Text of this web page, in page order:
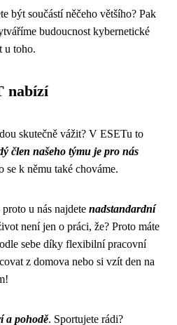
být součástí něčeho většího? Pak
budoucnost kybernetické
u toho.
nabízí
skutečně vážit? V ESETu to
člen našeho týmu je pro nás
se k němu také chováme.
u nás najdete nadstandardní
není jen o práci, že? Proto máte
sebe díky flexibilní pracovní
z domova nebo si vzít den na
a pohodě. Sportujete rádi?